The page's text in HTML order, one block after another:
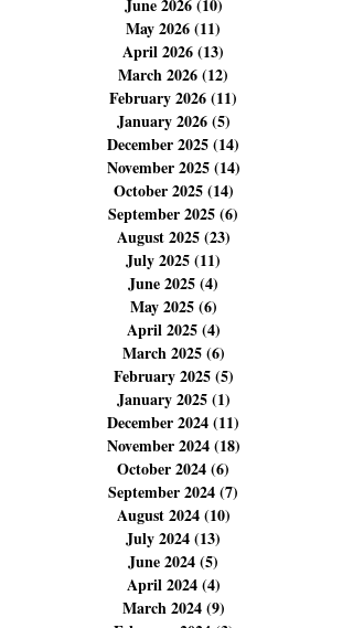
Archives
August 2026(8)
July 2026 (22)22 posts
June 2026(10)10 posts
May 2026(11)11 posts
April 2026(13)13 posts
March 2026 (12)12 posts
February 2026 (11)
January 2026 (5)5 posts
December 2025(14)
November 2025 (14)
October 2025 (14)
September 2025
August 2025 (23)
July 2025 (11)11 posts
June 2025(4)4 posts
May 2025(6)6 posts
April 2025 (4)4 posts
March 2025 (6)6 posts
February 2025 (5) 5 posts
January 2025 (1)1 post
December 2024(11)
November 2024(18)
October 2024 (6)
September 2024
August 2024 (10)
July 2024(13)13 posts